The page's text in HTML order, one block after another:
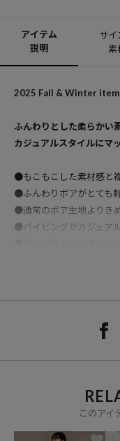
アイテム
説明
サイ
素
2025 Fall & Winter item
ふんわりとした柔らかい
カジュアルスタイルにマ
●もこもこした素材感と
●ふんわりボアがとても
●通常のボア生地よりき
●パイピングがカジュア
おすすめコーディネート
パンツスタイルでもスカ
もマッチするボアブルゾ
このアイ